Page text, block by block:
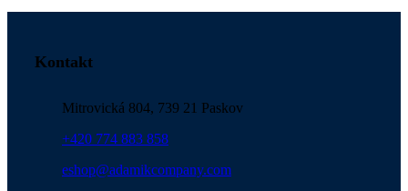
pole
Kontakt
Mitrovická 804, 739 21 Paskov
+420 774 883 858
eshop@adamikcompany.com